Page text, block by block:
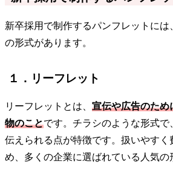
新卒採用で制作するパンフレットに
の形式があります。
１．リーフレット
リーフレットとは、 宣伝や広告のため
物のことです。チラシのような形式
伝えられる点が特徴です。扱いやすく
め、多くの企業に選ばれている人気の